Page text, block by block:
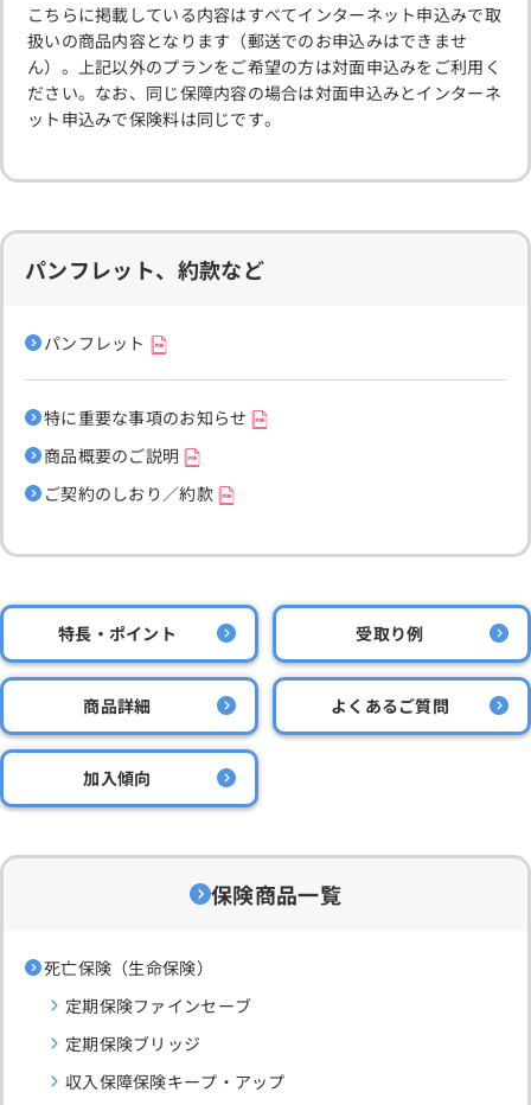
こちらに掲載している内容はすべてインターネット申込みで取
扱いの商品内容となります（郵送でのお申込みはできませ
ん）。上記以外のプランをご希望の方は対面申込みをご利用く
ださい。なお、同じ保障内容の場合は対面申込みとインターネ
ット申込みで保険料は同じです。
パンフレット、約款など
パンフレット
特に重要な事項のお知らせ
商品概要のご説明
ご契約のしおり／約款
特長・ポイント 受取り例
商品詳細 よくあるご質問
加入傾向
保険商品一覧
死亡保険（生命保険）
定期保険ファインセーブ
定期保険ブリッジ
収入保障保険キープ・アップ